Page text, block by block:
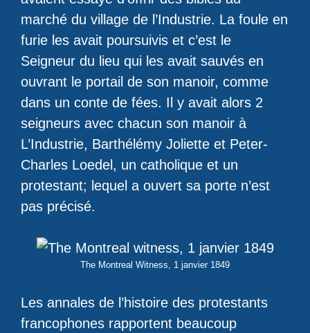
marché du village de l’Industrie. La foule en
furie les avait poursuivis et c’est le
Seigneur du lieu qui les avait sauvés en
ouvrant le portail de son manoir, comme
dans un conte de fées. Il y avait alors 2
seigneurs avec chacun son manoir à
L’Industrie, Barthélémy Joliette et Peter-
Charles Loedel, un catholique et un
protestant; lequel a ouvert sa porte n’est
pas précisé.
The Montreal Witness, 1 janvier 1849
Les annales de l’histoire des protestants
francophones rapportent beaucoup